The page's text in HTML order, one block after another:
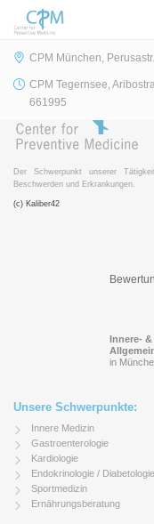
CPM München,
CPM Tegernsee,
661995
Der Schwerpunkt unserer
Beschwerden und Erkrankungen.
(c) Kaliber42
Innere- &
in
Unsere Schwerpunkte:
Innere Medizin
Gastroenterologie
Kardiologie
Endokrinologie / Diabetologie
Sportmedizin
Ernährungsberatung